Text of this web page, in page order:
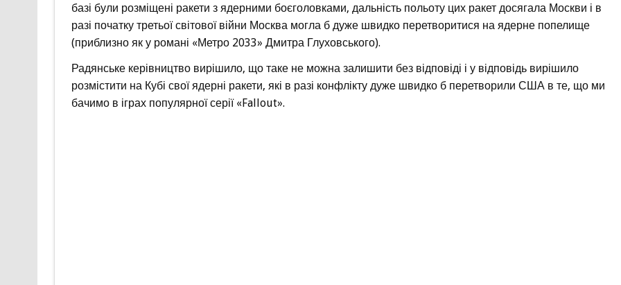
базі були розміщені ракети з ядерними боєголовками, дальність польоту цих ракет досягала Москви і в
разі початку третьої світової війни Москва могла б дуже швидко перетворитися на ядерне попелище
(приблизно як у романі «Метро 2033» Дмитра Глуховського).
Радянське керівництво вирішило, що таке не можна залишити без відповіді і у відповідь вирішило
розмістити на Кубі свої ядерні ракети, які в разі конфлікту дуже швидко б перетворили США в те, що ми
бачимо в іграх популярної серії «Fallout».